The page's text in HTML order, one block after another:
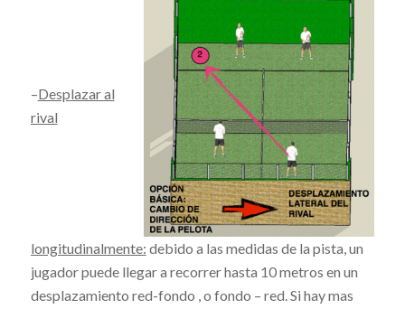
–Desplazar al
rival
longitudinalmente: debido a las medidas de la pista, un
jugador puede llegar a recorrer hasta 10 metros en un
desplazamiento red-fondo , o fondo – red. Si hay mas